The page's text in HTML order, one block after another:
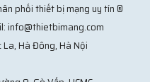
phối thiết bị mạng uy tín ®
info@thietbimang.com
La, Hà Đông, Hà Nội